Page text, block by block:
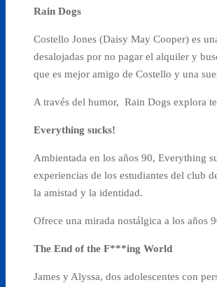
Rain Dogs
Costello Jones (Daisy May Cooper) es
desalojadas por no pagar el alquiler y
que es mejor amigo de Costello y una
A través del humor, Rain Dogs explora
Everything sucks!
Ambientada en los años 90, Everything
experiencias de los estudiantes del club
la amistad y la identidad.
Ofrece una mirada nostálgica a los años
The End of the F***ing World
James y Alyssa, dos adolescentes con